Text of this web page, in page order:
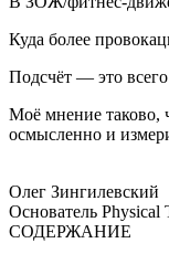
Куда более
Подсчёт — это
Моё мнение таково,
осмысленно и
Олег Зингилевский
Основатель Physical
СОДЕРЖАНИЕ